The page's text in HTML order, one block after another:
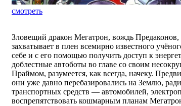
смотреть
Зловещий дракон Мегатрон, вождь
захватывает в плен всемирно известного
себе и с его помощью получить доступ к
доблестные автоботы во главе со своим
Праймом, разумеется, как всегда, начеку.
они уже давно перебазировались на Землю,
транспортных средств — автомобилей,
воспрепятствовать кошмарным планам